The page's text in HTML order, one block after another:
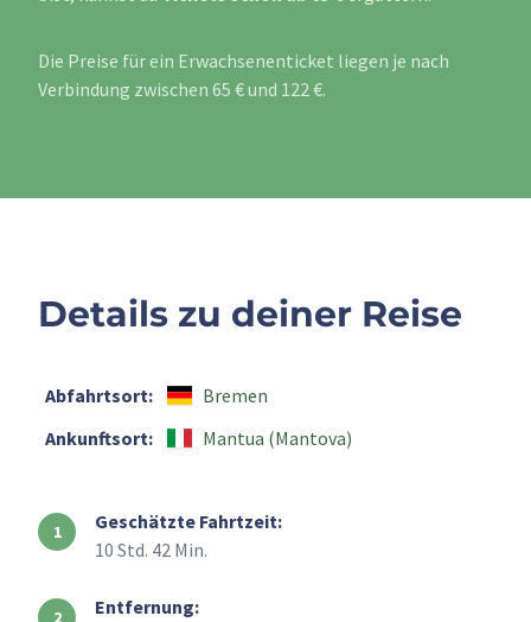
Die Preise für ein Erwachsenenticket liegen je nach
Verbindung zwischen 65 € und 122 €.
Details zu deiner Reise
Abfahrtsort:
Bremen
Ankunftsort:
Mantua (Mantova)
Geschätzte Fahrtzeit:
10 Std. 42 Min.
Entfernung: